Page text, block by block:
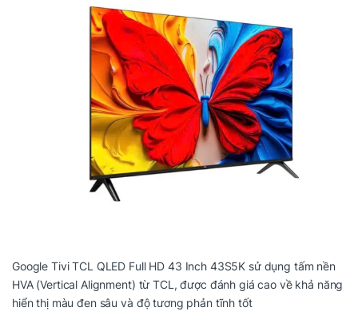
Google Tivi TCL QLED Full HD 43 Inch 43S5K sử dụng tấm nền
HVA (Vertical Alignment) từ TCL, được đánh giá cao về khả năng
hiển thị màu đen sâu và độ tương phản tĩnh tốt